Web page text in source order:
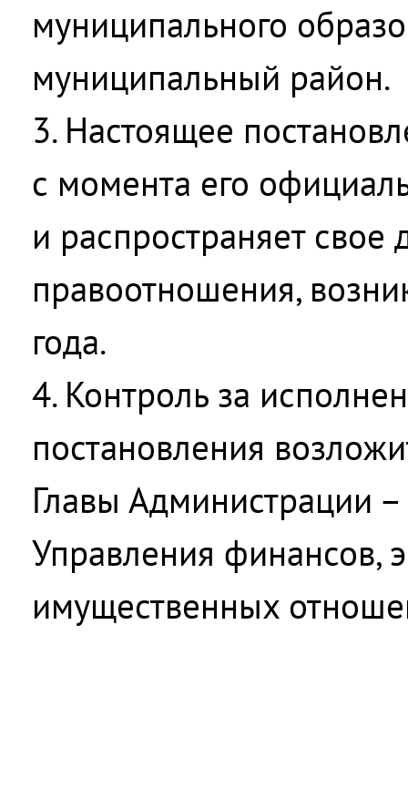
муниципального
муниципальный район.
3. Настоящее
с момента его
и распространяет свое
правоотношения,
года.
4. Контроль за
постановления
Главы Администрации
Управления финансов,
имущественных